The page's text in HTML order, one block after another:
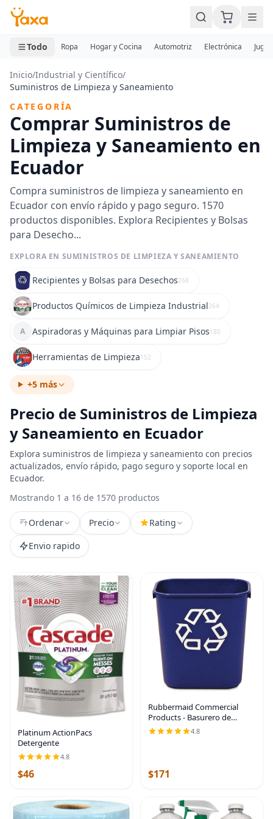
MINI CARRITO
0 productos
Todo Ropa Hogar y Cocina Automotriz Electrónica
Inicio/Industrial y Científico/
Suministros de Limpieza y Saneamiento
CATEGORÍA
Comprar Suministros de
Limpieza y Saneamiento en
Ecuador
Compra suministros de limpieza y saneamiento en
Ecuador con envío rápido y pago seguro. 1570
productos disponibles. Explora Recipientes y Bolsas
para Desecho...
EXPLORA EN SUMINISTROS DE LIMPIEZA Y SANEAMIENTO
Recipientes y Bolsas para Desechos268
Productos Químicos de Limpieza Industrial264
A Aspiradoras y Máquinas para Limpiar Pisos180
Herramientas de Limpieza152
+5 más
Precio de Suministros de Limpieza
y Saneamiento en Ecuador
Explora suministros de limpieza y saneamiento con precios
actualizados, envío rápido, pago seguro y soporte local en
Ecuador.
Mostrando 1 a 16 de 1570 productos
Ordenar Precio
Rating
Envio rapido
Platinum ActionPacs
Detergente
4.8
$46
Rubbermaid Commercial
Products - Basurero de
escritorio de resina plástica
Azul
4.8
$171